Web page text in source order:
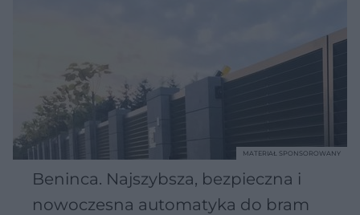
Beninca. Najszybsza, bezpieczna i
nowoczesna automatyka do bram
MATERIAŁ SPONSOROWANY